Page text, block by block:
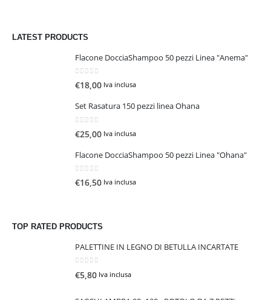
LATEST PRODUCTS
Flacone DocciaShampoo 50 pezzi Linea "Anema"
0Su 5
€18,00 Iva inclusa
Set Rasatura 150 pezzi linea Ohana
€25,00 Iva inclusa
Flacone DocciaShampoo 50 pezzi Linea "Ohana"
0Su 5
€16,50 Iva inclusa
TOP RATED PRODUCTS
PALETTINE IN LEGNO DI BETULLA INCARTATE
€5,80 Iva inclusa